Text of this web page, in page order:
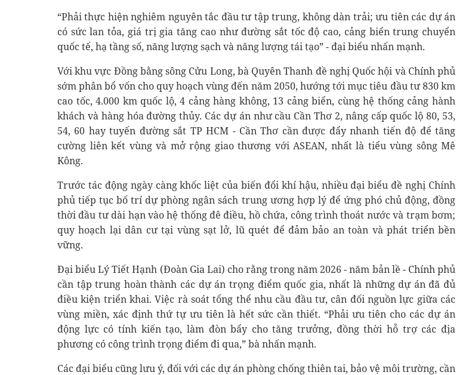
“Phải thực hiện nghiêm nguyên tắc đầu tư tập trung, không dàn trải; ưu tiên các dự án
có sức lan tỏa, giá trị gia tăng cao như đường sắt tốc độ cao, cảng biển trung chuyển
quốc tế, hạ tầng số, năng lượng sạch và năng lượng tái tạo” - đại biểu nhấn mạnh.
Với khu vực Đồng bằng sông Cửu Long, bà Quyên Thanh đề nghị Quốc hội và Chính phủ
sớm phân bổ vốn cho quy hoạch vùng đến năm 2050, hướng tới mục tiêu đầu tư 830 km
cao tốc, 4.000 km quốc lộ, 4 cảng hàng không, 13 cảng biển, cùng hệ thống cảng hành
khách và hàng hóa đường thủy. Các dự án như cầu Cần Thơ 2, nâng cấp quốc lộ 80, 53,
54, 60 hay tuyến đường sắt TP HCM - Cần Thơ cần được đẩy nhanh tiến độ để tăng
cường liên kết vùng và mở rộng giao thương với ASEAN, nhất là tiểu vùng sông Mê
Kông.
Trước tác động ngày càng khốc liệt của biến đổi khí hậu, nhiều đại biểu đề nghị Chính
phủ tiếp tục bố trí dự phòng ngân sách trung ương hợp lý để ứng phó chủ động, đồng
thời đầu tư dài hạn vào hệ thống đê điều, hồ chứa, công trình thoát nước và trạm bơm;
quy hoạch lại dân cư tại vùng sạt lở, lũ quét để đảm bảo an toàn và phát triển bền
vững.
Đại biểu Lý Tiết Hạnh (Đoàn Gia Lai) cho rằng trong năm 2026 - năm bản lề - Chính phủ
cần tập trung hoàn thành các dự án trọng điểm quốc gia, nhất là những dự án đã đủ
điều kiện triển khai. Việc rà soát tổng thể nhu cầu đầu tư, cân đối nguồn lực giữa các
vùng miền, xác định thứ tự ưu tiên là hết sức cần thiết. “Phải ưu tiên cho các dự án
động lực có tính kiến tạo, làm đòn bẩy cho tăng trưởng, đồng thời hỗ trợ các địa
phương có công trình trọng điểm đi qua,” bà nhấn mạnh.
Các đại biểu cũng lưu ý, đối với các dự án phòng chống thiên tai, bảo vệ môi trường, cần